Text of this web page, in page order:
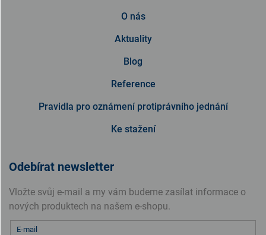
O nás
Aktuality
Blog
Reference
Pravidla pro oznámení protiprávního jednání
Ke stažení
Odebírat newsletter
Vložte svůj e-mail a my vám budeme zasílat informace o
nových produktech na našem e-shopu.
E-mail